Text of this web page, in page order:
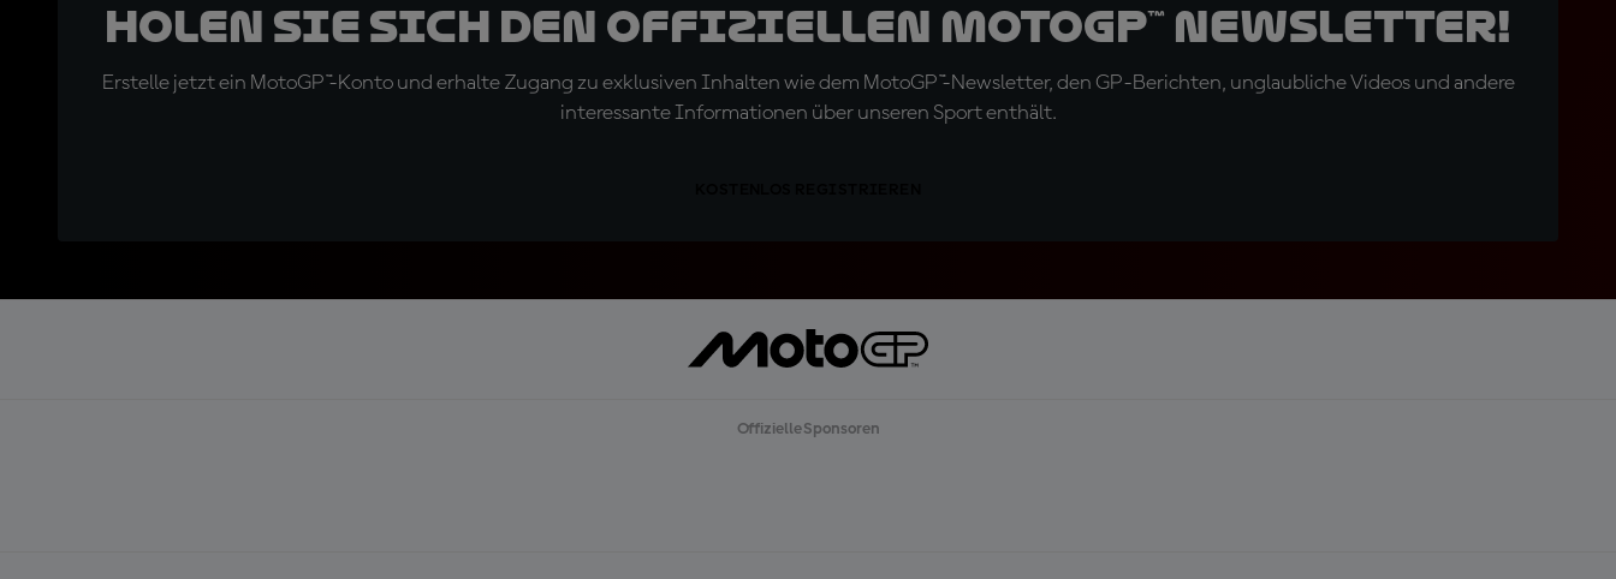
Holen Sie sich den offiziellen MotoGP™ Newsletter!
Erstelle jetzt ein MotoGP™-Konto und erhalte Zugang zu exklusiven Inhalten wie dem MotoGP™-Newsletter, den GP-Berichten, unglaubliche Videos und andere
interessante Informationen über unseren Sport enthält.
Offizielle Sponsoren